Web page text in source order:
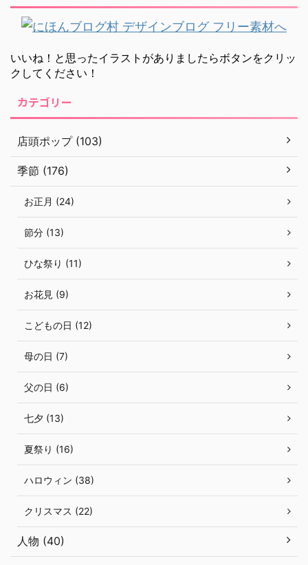
いいね！と思ったイラストがありましたらボタンをクリッ
クしてください！
カテゴリー
店頭ポップ (103)
季節 (176)
お正月 (24)
節分 (13)
ひな祭り (11)
お花見 (9)
こどもの日 (12)
母の日 (7)
父の日 (6)
七夕 (13)
夏祭り (16)
ハロウィン (38)
クリスマス (22)
人物 (40)